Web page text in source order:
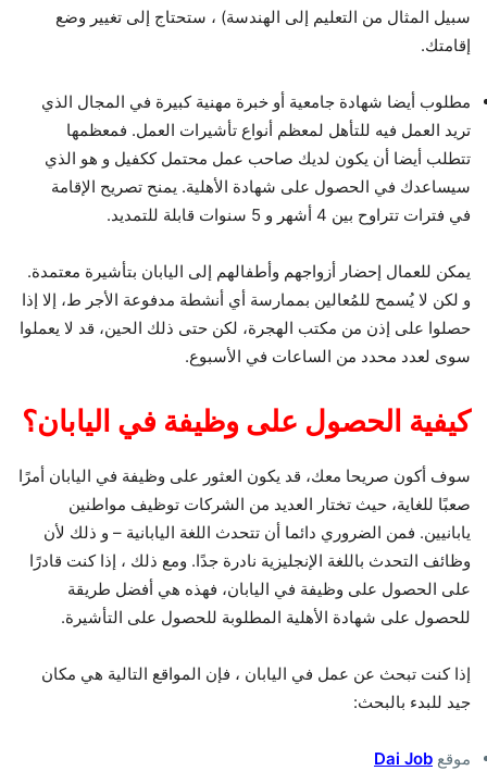
سبيل المثال من التعليم إلى الهندسة) ، ستحتاج إلى تغيير وضع
إقامتك.
مطلوب أيضا شهادة جامعية أو خبرة مهنية كبيرة في المجال الذي
تريد العمل فيه للتأهل لمعظم أنواع تأشيرات العمل. فمعظمها
تتطلب أيضا أن يكون لديك صاحب عمل محتمل ككفيل و هو الذي
سيساعدك في الحصول على شهادة الأهلية. يمنح تصريح الإقامة
في فترات تتراوح بين 4 أشهر و 5 سنوات قابلة للتمديد.
يمكن للعمال إحضار أزواجهم وأطفالهم إلى اليابان بتأشيرة معتمدة.
و لكن لا يُسمح للمُعالين بممارسة أي أنشطة مدفوعة الأجر ط، إلا إذا
حصلوا على إذن من مكتب الهجرة، لكن حتى ذلك الحين، قد لا يعملوا
سوى لعدد محدد من الساعات في الأسبوع.
كيفية الحصول على وظيفة في اليابان؟
سوف أكون صريحا معك، قد يكون العثور على وظيفة في اليابان أمرًا
صعبًا للغاية، حيث تختار العديد من الشركات توظيف مواطنين
يابانيين. فمن الضروري دائما أن تتحدث اللغة اليابانية – و ذلك لأن
وظائف التحدث باللغة الإنجليزية نادرة جدًا. ومع ذلك ، إذا كنت قادرًا
على الحصول على وظيفة في اليابان، فهذه هي أفضل طريقة
للحصول على شهادة الأهلية المطلوبة للحصول على التأشيرة.
إذا كنت تبحث عن عمل في اليابان ، فإن المواقع التالية هي مكان
جيد للبدء بالبحث:
موقع Dai Job